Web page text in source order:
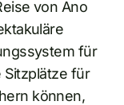
von Ano
für
Sitzplätze für
können,